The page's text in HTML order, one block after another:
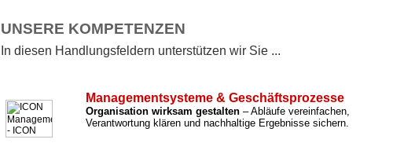
UNSERE KOMPETENZEN
In diesen Handlungsfeldern unterstützen wir Sie ...
Managementsysteme & Geschäftsprozesse
Organisation wirksam gestalten – Abläufe vereinfachen,
Verantwortung klären und nachhaltige Ergebnisse sichern.